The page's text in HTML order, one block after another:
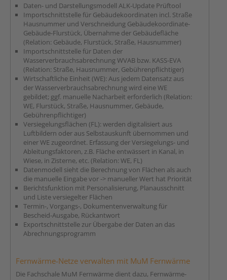
Daten- und Darstellungsmodell ALK-Update Prüftool
Importschnittstelle für Gebäudekoordinaten incl. Straße
Hausnummer und Verschneidung Gebäudekoordinate-
Gebäude-Flurstück, Übernahme der Gebäudefläche
(Relation: Gebäude, Flurstück, Straße, Hausnummer)
Importschnittstelle für Daten der
Wasserverbrauchsabrechnung WVAB bzw. KASS-EVA
(Relation: Straße, Hausnummer, Gebührenpflichtiger)
Wirtschaftliche Einheit (WE): Aus jedem Datensatz aus
der Wasserverbrauchsabrechnung wird eine WE
gebildet; ggf. manuelle Nacharbeit erforderlich (Relation:
WE, Flurstück, Straße, Hausnummer, Gebäude,
Gebührenpflichtiger)
Versiegelungsflächen (FL): werden digitalisiert aus
Luftbildern oder aus Selbstauskunft übernommen und
einer WE zugeordnet. Erfassung der Versiegelungs- und
Ableitungsfaktoren, z.B. Fläche entwässert in Kanal, in
Wiese, in Zisterne, etc. (Relation: WE, FL)
Datenmodell sieht die Berechnung von Flächen als auch
die manuelle Eingabe vor -> manueller Wert hat Priorität
Berichtsfunktion mit Personalisierung, Planausschnitt
und Liste versiegelter Flächen
Termin-, Vorgangs-, Dokumentenverwaltung für
Bescheid-Ausgabe, Rückantwort
Exportschnittstelle zur Übergabe der Daten an das
Abrechnungsprogramm
Fernwärme-Netze verwalten mit MuM Fernwärme
Die Fachschale MuM Fernwärme dient dazu, Fernwärme-